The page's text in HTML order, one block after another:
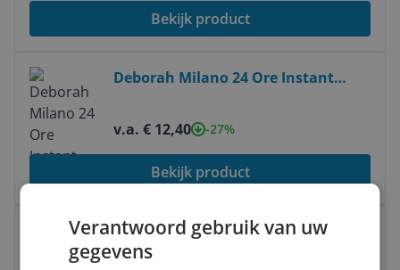
Bekijk product
Deborah Milano 24 Ore Instant
v.a. € 12,40
-27%
Bekijk product
Bekijk product
Clinique Cheek Pop™ - blush
Verantwoord gebruik van uw
gegevens